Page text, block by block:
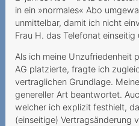
in ein »normales« Abo
unmittelbar, damit ich nicht
Frau H. das Telefonat einseitig
Als ich meine Unzufriedenheit
AG platzierte, fragte ich
vertraglichen Grundlage.
genereller Art beantwortet.
welcher ich explizit festhielt,
(einseitige) Vertragsänderung